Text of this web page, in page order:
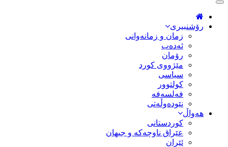
Toggle
Navigation
رۆشنبیری
زمان و زمانه‌وانی
ئەدەب
رۆمان
مێژووى کورد
سیاسى
کولتوور
فەلسەفە
نێودەوڵەتی
هەواڵ
کوردستانی
عێراق ناوچەکە و جیهان
ئێران